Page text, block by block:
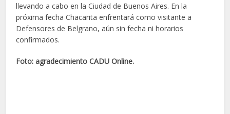
llevando a cabo en la Ciudad de Buenos Aires. En la
próxima fecha Chacarita enfrentará como visitante a
Defensores de Belgrano, aún sin fecha ni horarios
confirmados.
Foto: agradecimiento CADU Online.